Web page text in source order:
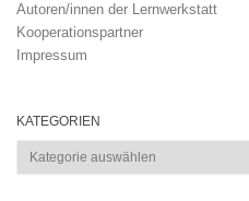
Autoren/innen der Lernwerkstatt
Kooperationspartner
Impressum
KATEGORIEN
Kategorien